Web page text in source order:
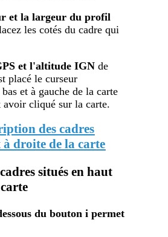
et la largeur du profil
les cotés du cadre qui
et l'altitude IGN de
placé le curseur
et à gauche de la carte
avoir cliqué sur la carte.
des cadres
à droite de la carte
situés en haut
du bouton ipermet